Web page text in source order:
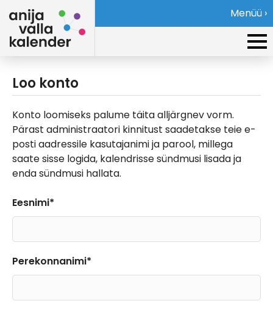
Menüü ›
Loo konto
Konto loomiseks palume täita alljärgnev vorm.
Pärast administraatori kinnitust saadetakse teie e-
posti aadressile kasutajanimi ja parool, millega
saate sisse logida, kalendrisse sündmusi lisada ja
enda sündmusi hallata.
Eesnimi*
Perekonnanimi*